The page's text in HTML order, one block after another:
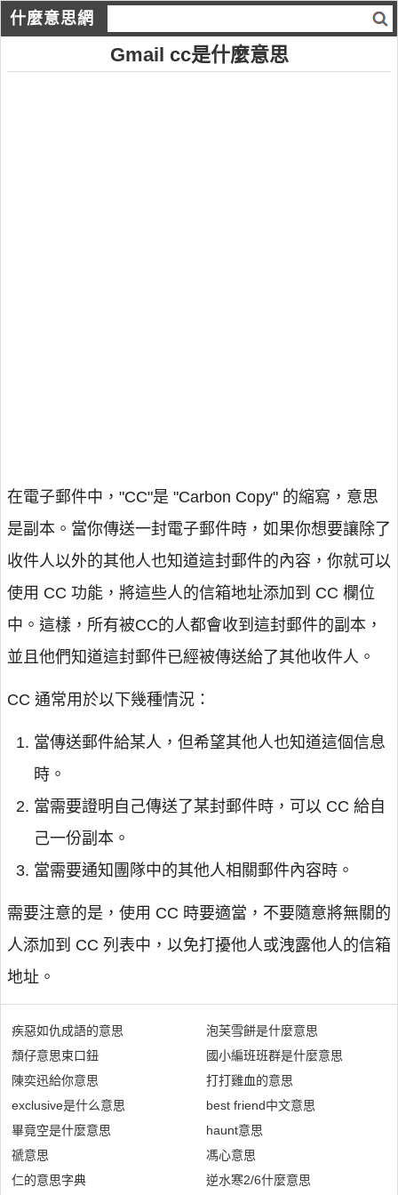
什麼意思網
Gmail cc是什麼意思
在電子郵件中，"CC"是 "Carbon Copy" 的縮寫，意思
是副本。當你傳送一封電子郵件時，如果你想要讓除了
收件人以外的其他人也知道這封郵件的內容，你就可以
使用 CC 功能，將這些人的信箱地址添加到 CC 欄位
中。這樣，所有被CC的人都會收到這封郵件的副本，
並且他們知道這封郵件已經被傳送給了其他收件人。
CC 通常用於以下幾種情況：
當傳送郵件給某人，但希望其他人也知道這個信息
時。
當需要證明自己傳送了某封郵件時，可以 CC 給自
己一份副本。
當需要通知團隊中的其他人相關郵件內容時。
需要注意的是，使用 CC 時要適當，不要隨意將無關的
人添加到 CC 列表中，以免打擾他人或洩露他人的信箱
地址。
疾惡如仇成語的意思
頹仔意思束口鈕
陳奕迅給你意思
exclusive是什么意思
畢竟空是什麼意思
禠意思
仁的意思字典
泡芙雪餅是什麼意思
國小編班班群是什麼意思
打打雞血的意思
best friend中文意思
haunt意思
馮心意思
逆水寒2/6什麼意思